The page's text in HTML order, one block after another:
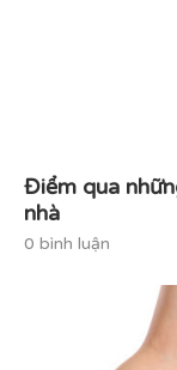
Điểm qua
nhà
0 bình luận